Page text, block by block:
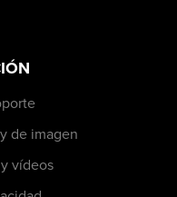
de imagen
vídeos